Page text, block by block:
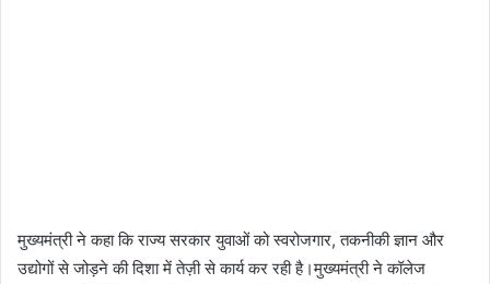
मुख्यमंत्री ने कहा कि राज्य सरकार युवाओं को स्वरोजगार, तकनीकी ज्ञान और
उद्योगों से जोड़ने की दिशा में तेज़ी से कार्य कर रही है।मुख्यमंत्री ने कॉलेज